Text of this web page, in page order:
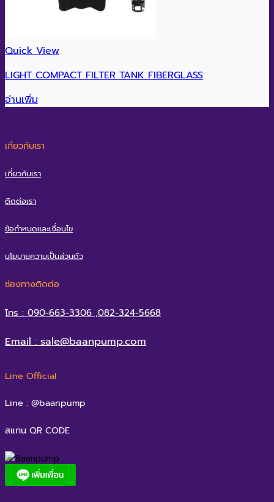
Quick View
LIGHT COMPACT FILTER TANK FIBERGLASS
อ่านเพิ่ม
เกี่ยวกับเรา
เกี่ยวกับเรา
ติดต่อเรา
ข้อกำหนดและเงื่อนไข
นโยบายความเป็นส่วนตัว
ช่องทางติดต่อ
โทร : 090-663-3306 ,082-324-5668
Email : sale@baanpump.com
Line Official
Line : @baanpump
สแกน QR CODE